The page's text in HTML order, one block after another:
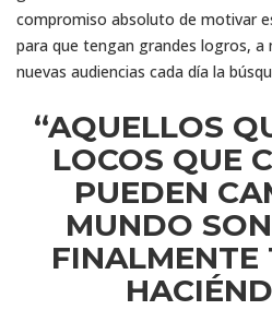
compromiso absoluto de motivar
para que tengan grandes logros, a
nuevas audiencias cada día la
“AQUELLOS
LOCOS QUE
PUEDEN
MUNDO
FINALMENTE